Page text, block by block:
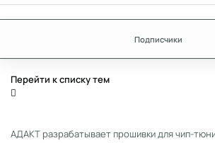
Подписчики
Перейти к списку тем
АДАКТ разрабатывает прошивки для чип-